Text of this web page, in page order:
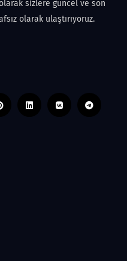
sizlere güncel ve son
olarak ulaştırıyoruz.